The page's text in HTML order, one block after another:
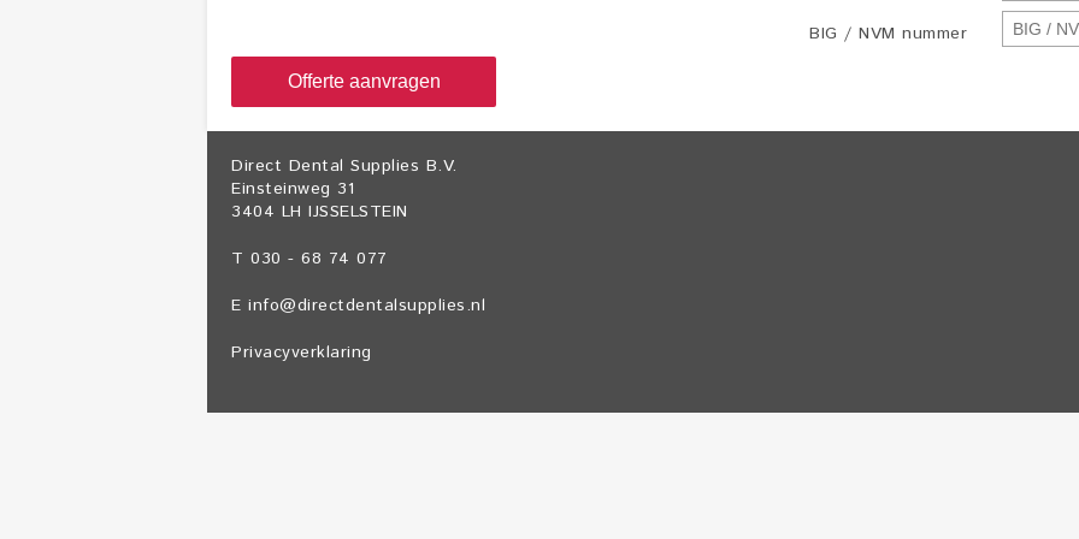
BIG / NVM nummer
Offerte aanvragen
Direct Dental Supplies B.V.
Einsteinweg 31
3404 LH IJSSELSTEIN
T 030 - 68 74 077
E info@directdentalsupplies.nl
Privacyverklaring